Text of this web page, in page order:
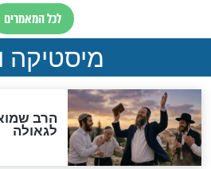
"לפני
והכחשה
האמונה"
האם לאחר
אפשר לחזור